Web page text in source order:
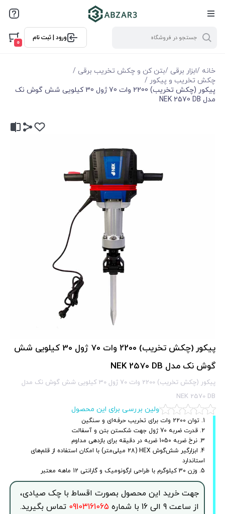
ورود | ثبت نام
0
خانه /ابزار برقی /بتن کن و چکش تخریب برقی /
چکش تخریب و پیکور /
پیکور (چکش تخریب) 2200 وات 70 ژول 30 کیلویی شش گوش نک
مدل NEK 2570 DB
پیکور (چکش تخریب) 2200 وات 70 ژول 30 کیلویی شش
گوش نک مدل NEK 2570 DB
پیکور (چکش تخریب) 2200 وات 70 ژول 30 کیلویی شش گوش نک مدل
NEK 2570 DB
اولین بررسی برای این محصول
1. توان 2200 وات برای تخریب حرفه‌ای و سنگین
2. قدرت ضربه 70 ژول جهت شکستن بتن و آسفالت
3. نرخ ضربه 1050 ضربه در دقیقه برای بازدهی مداوم
4. ابزارگیر شش‌گوش HEX (28 میلی‌متر) با امکان استفاده از قلم‌های
استاندارد
5. وزن 30 کیلوگرم با طراحی ارگونومیک و گارانتی 12 ماهه معتبر
جهت خرید این محصول بصورت اقساط با چک صیادی،
از ساعت 9 الی 16 با شماره
09103161065 تماس بگیرید.